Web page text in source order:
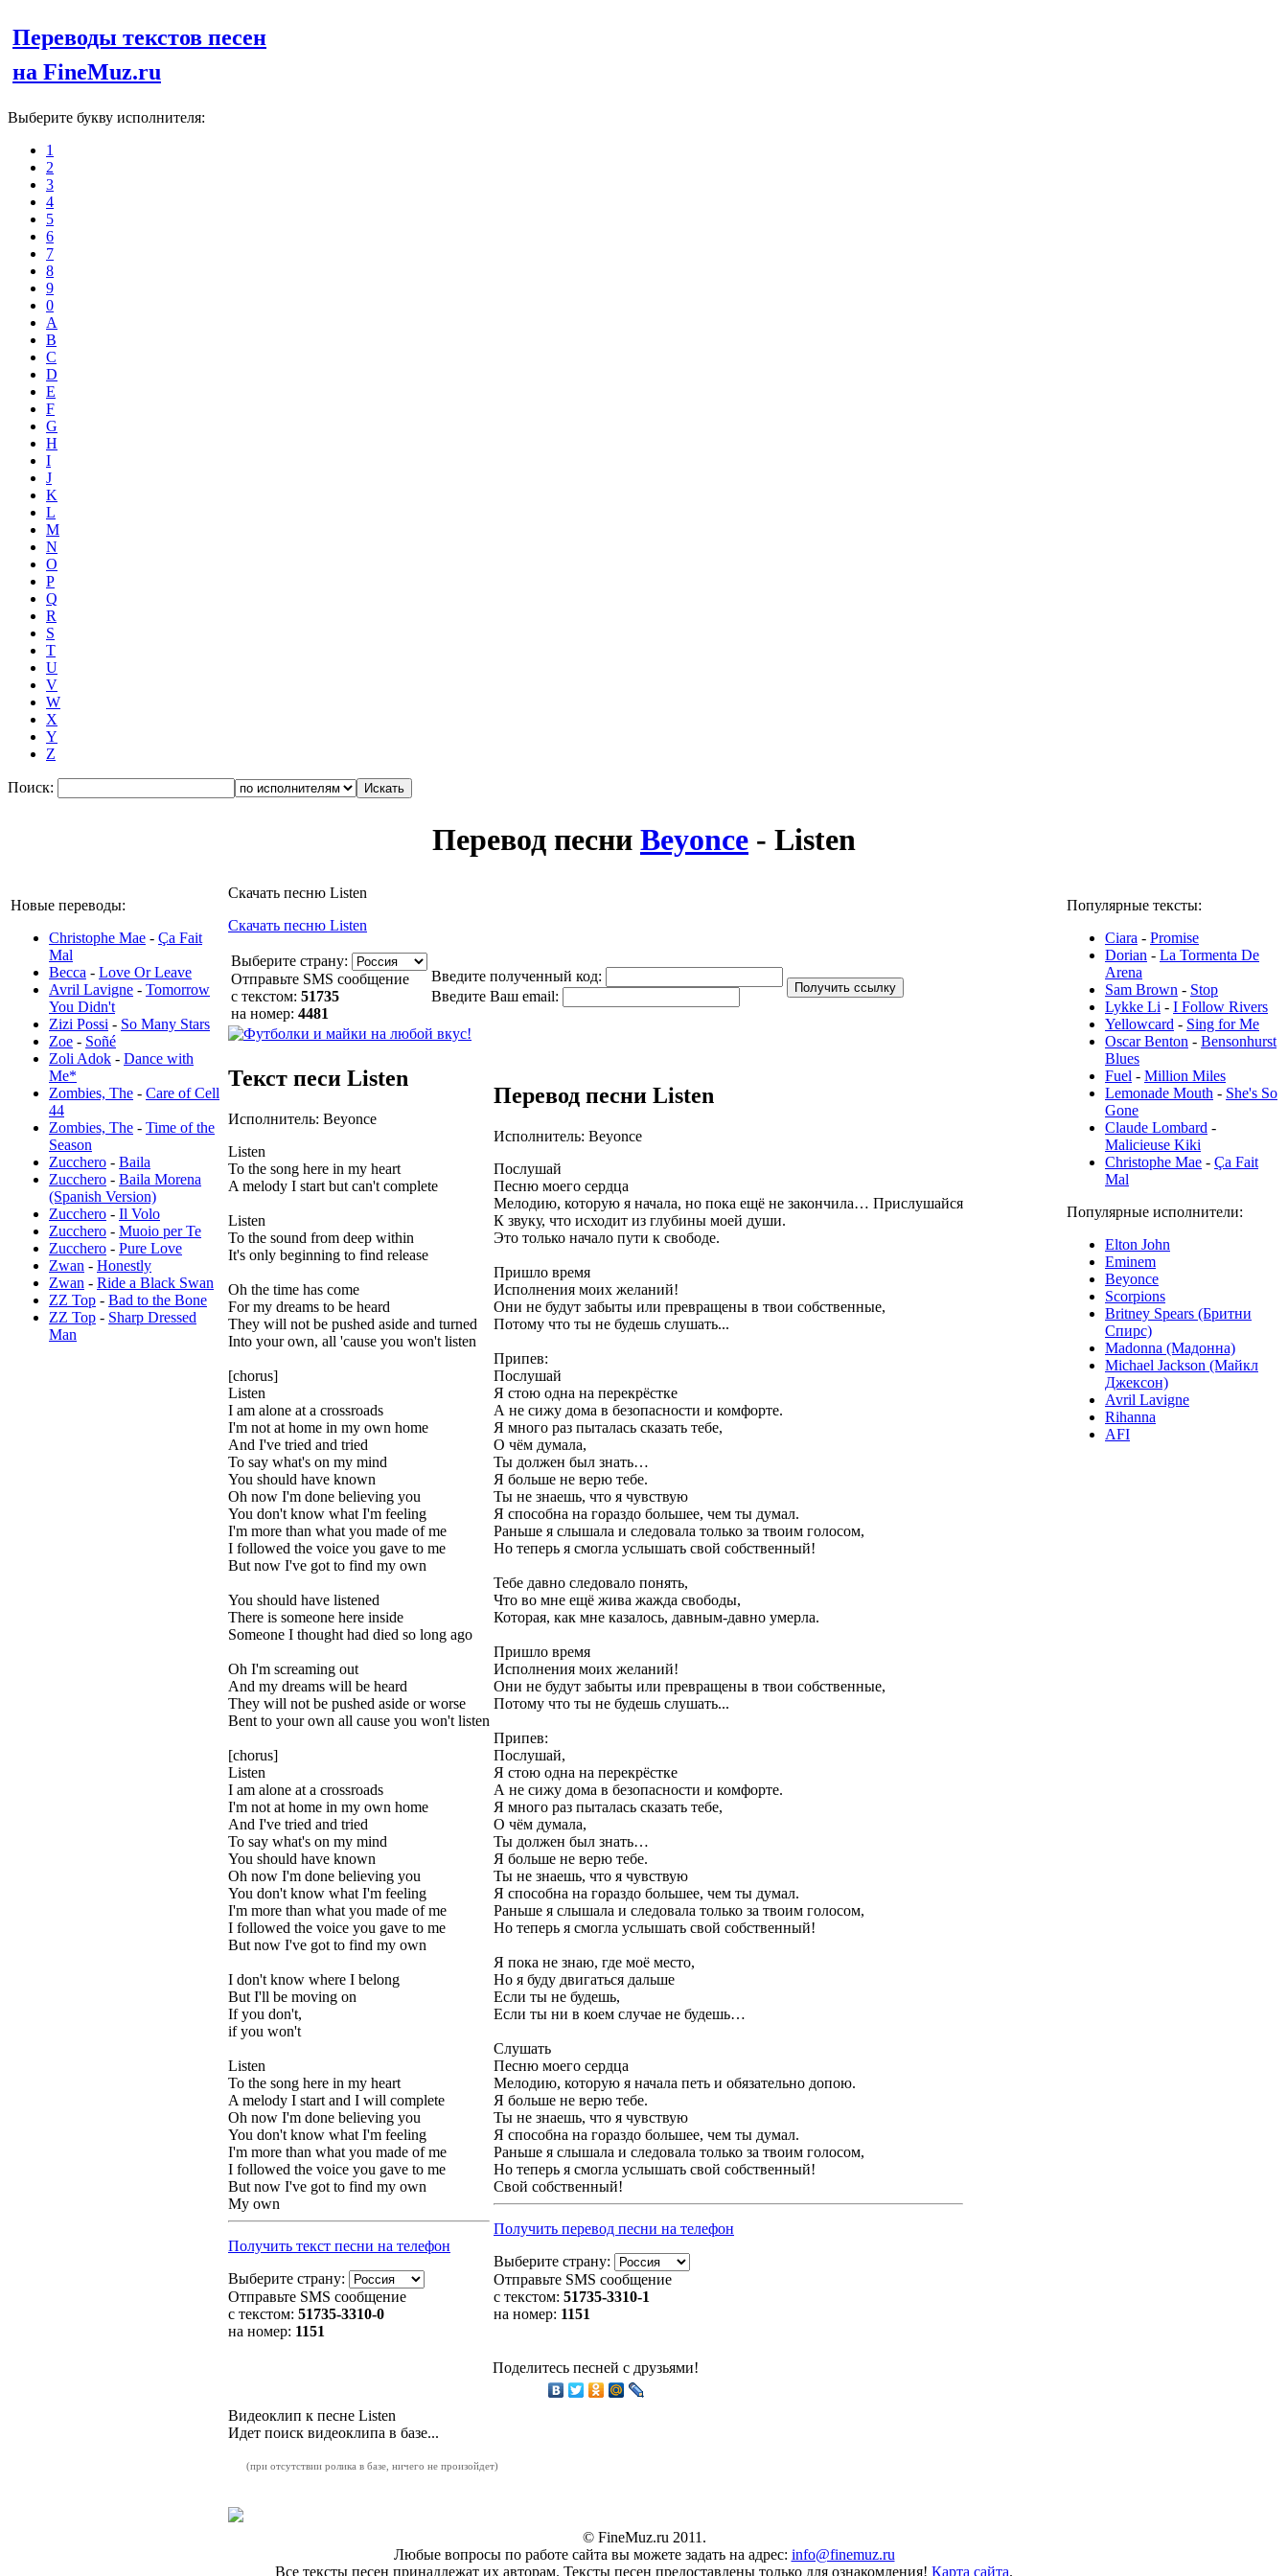
Переводы текстов песен
на FineMuz.ru
Выберите букву исполнителя:
1
2
3
4
5
6
7
8
9
0
A
B
C
D
E
F
G
H
I
J
K
L
M
N
O
P
Q
R
S
T
U
V
W
X
Y
Z
Поиск:
Перевод песни Beyonce - Listen
Новые переводы:
Christophe Mae - Ça Fait
Mal
Becca - Love Or Leave
Avril Lavigne - Tomorrow
You Didn't
Zizi Possi - So Many Stars
Zoe - Soñé
Zoli Adok - Dance with
Me*
Zombies, The - Care of Cell
44
Zombies, The - Time of the
Season
Zucchero - Baila
Zucchero - Baila Morena
(Spanish Version)
Zucchero - Il Volo
Zucchero - Muoio per Te
Zucchero - Pure Love
Zwan - Honestly
Zwan - Ride a Black Swan
ZZ Top - Bad to the Bone
ZZ Top - Sharp Dressed
Man
Скачать песню Listen
Скачать песню Listen
Выберите страну:
Отправьте SMS сообщение
с текстом: 51735
на номер: 4481
Введите полученный код:
Введите Ваш email:
Текст песи Listen
Исполнитель: Beyonce
Listen
To the song here in my heart
A melody I start but can't complete
Listen
To the sound from deep within
It's only beginning to find release
Oh the time has come
For my dreams to be heard
They will not be pushed aside and turned
Into your own, all 'cause you won't listen
[chorus]
Listen
I am alone at a crossroads
I'm not at home in my own home
And I've tried and tried
To say what's on my mind
You should have known
Oh now I'm done believing you
You don't know what I'm feeling
I'm more than what you made of me
I followed the voice you gave to me
But now I've got to find my own
You should have listened
There is someone here inside
Someone I thought had died so long ago
Oh I'm screaming out
And my dreams will be heard
They will not be pushed aside or worse
Bent to your own all cause you won't listen
[chorus]
Listen
I am alone at a crossroads
I'm not at home in my own home
And I've tried and tried
To say what's on my mind
You should have known
Oh now I'm done believing you
You don't know what I'm feeling
I'm more than what you made of me
I followed the voice you gave to me
But now I've got to find my own
I don't know where I belong
But I'll be moving on
If you don't,
if you won't
Listen
To the song here in my heart
A melody I start and I will complete
Oh now I'm done believing you
You don't know what I'm feeling
I'm more than what you made of me
I followed the voice you gave to me
But now I've got to find my own
My own
Получить текст песни на телефон
Выберите страну:
Отправьте SMS сообщение
с текстом: 51735-3310-0
на номер: 1151
Перевод песни Listen
Исполнитель: Beyonce
Послушай
Песню моего сердца
Мелодию, которую я начала, но пока ещё не закончила… Прислушайся
К звуку, что исходит из глубины моей души.
Это только начало пути к свободе.
Пришло время
Исполнения моих желаний!
Они не будут забыты или превращены в твои собственные,
Потому что ты не будешь слушать...
Припев:
Послушай
Я стою одна на перекрёстке
А не сижу дома в безопасности и комфорте.
Я много раз пыталась сказать тебе,
О чём думала,
Ты должен был знать…
Я больше не верю тебе.
Ты не знаешь, что я чувствую
Я способна на гораздо большее, чем ты думал.
Раньше я слышала и следовала только за твоим голосом,
Но теперь я смогла услышать свой собственный!
Тебе давно следовало понять,
Что во мне ещё жива жажда свободы,
Которая, как мне казалось, давным-давно умерла.
Пришло время
Исполнения моих желаний!
Они не будут забыты или превращены в твои собственные,
Потому что ты не будешь слушать...
Припев:
Послушай,
Я стою одна на перекрёстке
А не сижу дома в безопасности и комфорте.
Я много раз пыталась сказать тебе,
О чём думала,
Ты должен был знать…
Я больше не верю тебе.
Ты не знаешь, что я чувствую
Я способна на гораздо большее, чем ты думал.
Раньше я слышала и следовала только за твоим голосом,
Но теперь я смогла услышать свой собственный!
Я пока не знаю, где моё место,
Но я буду двигаться дальше
Если ты не будешь,
Если ты ни в коем случае не будешь…
Слушать
Песню моего сердца
Мелодию, которую я начала петь и обязательно допою.
Я больше не верю тебе.
Ты не знаешь, что я чувствую
Я способна на гораздо большее, чем ты думал.
Раньше я слышала и следовала только за твоим голосом,
Но теперь я смогла услышать свой собственный!
Свой собственный!
Получить перевод песни на телефон
Выберите страну:
Отправьте SMS сообщение
с текстом: 51735-3310-1
на номер: 1151
Поделитесь песней с друзьями!
Видеоклип к песне Listen
Идет поиск видеоклипа в базе...
(при отсутствии ролика в базе, ничего не произойдет)
Популярные тексты:
Ciara - Promise
Dorian - La Tormenta De
Arena
Sam Brown - Stop
Lykke Li - I Follow Rivers
Yellowcard - Sing for Me
Oscar Benton - Bensonhurst
Blues
Fuel - Million Miles
Lemonade Mouth - She's So
Gone
Claude Lombard -
Malicieuse Kiki
Christophe Mae - Ça Fait
Mal
Популярные исполнители:
Elton John
Eminem
Beyonce
Scorpions
Britney Spears (Бритни
Спирс)
Madonna (Мадонна)
Michael Jackson (Майкл
Джексон)
Avril Lavigne
Rihanna
AFI
© FineMuz.ru 2011.
Любые вопросы по работе сайта вы можете задать на адрес: info@finemuz.ru
Все тексты песен принадлежат их авторам. Тексты песен предоставлены только для ознакомления! Карта сайта.